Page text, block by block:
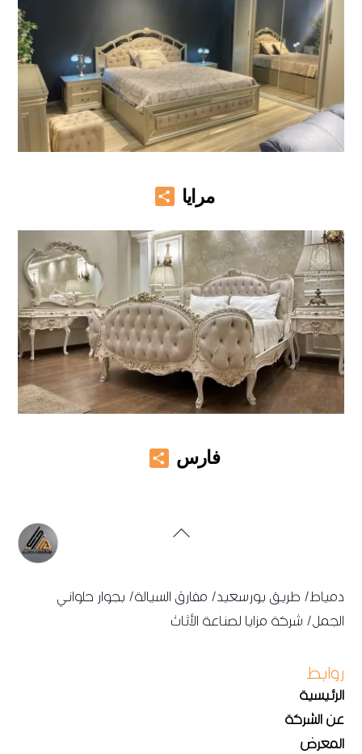
مرايا
فارس
Back
دمياط/ طريق بورسعيد/ مفارق السيالة/ بجوار حلواني
الجمل/ شركة مزايا لصناعة الأثاث
روابط
الرئيسية
عن الشركة
المعرض